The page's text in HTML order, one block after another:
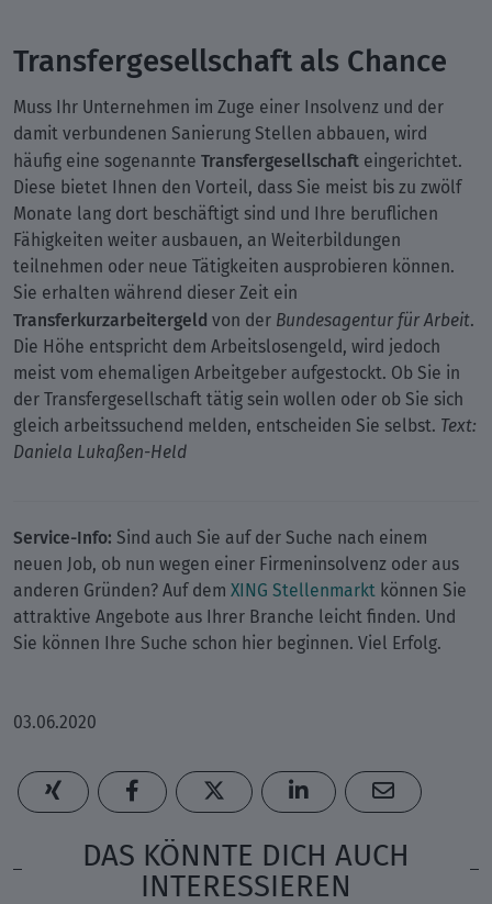
Transfergesellschaft als Chance
Muss Ihr Unternehmen im Zuge einer Insolvenz und der
damit verbundenen Sanierung Stellen abbauen, wird
häufig eine sogenannte Transfergesellschaft eingerichtet.
Diese bietet Ihnen den Vorteil, dass Sie meist bis zu zwölf
Monate lang dort beschäftigt sind und Ihre beruflichen
Fähigkeiten weiter ausbauen, an Weiterbildungen
teilnehmen oder neue Tätigkeiten ausprobieren können.
Sie erhalten während dieser Zeit ein
Transferkurzarbeitergeld von der Bundesagentur für Arbeit.
Die Höhe entspricht dem Arbeitslosengeld, wird jedoch
meist vom ehemaligen Arbeitgeber aufgestockt. Ob Sie in
der Transfergesellschaft tätig sein wollen oder ob Sie sich
gleich arbeitssuchend melden, entscheiden Sie selbst. Text:
Daniela Lukaßen-Held
Service-Info: Sind auch Sie auf der Suche nach einem
neuen Job, ob nun wegen einer Firmeninsolvenz oder aus
anderen Gründen? Auf dem XING Stellenmarkt können Sie
attraktive Angebote aus Ihrer Branche leicht finden. Und
Sie können Ihre Suche schon hier beginnen. Viel Erfolg.
03.06.2020
DAS KÖNNTE DICH AUCH
INTERESSIEREN